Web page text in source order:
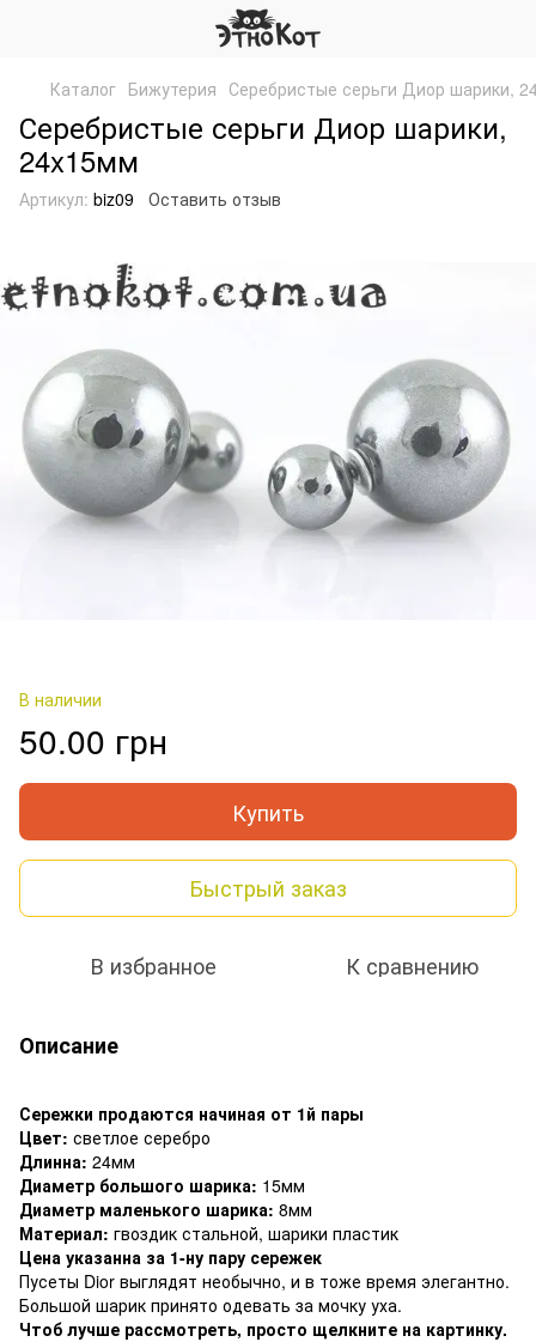
Каталог Бижутерия Серебристые серьги Диор шарики,
Серебристые серьги Диор шарики,
24x15мм
Артикул: biz09 Оставить отзыв
В наличии
50.00 грн
Купить
Быстрый заказ
В избранное К сравнению
Описание
Сережки продаются начиная от 1й пары
Цвет: светлое серебро
Длинна: 24мм
Диаметр большого шарика: 15мм
Диаметр маленького шарика: 8мм
Материал: гвоздик стальной, шарики пластик
Цена указанна за 1-ну пару сережек
Пусеты Dior выглядят необычно, и в тоже время элегантно.
Большой шарик принято одевать за мочку уха.
Чтоб лучше рассмотреть, просто щелкните на картинку.